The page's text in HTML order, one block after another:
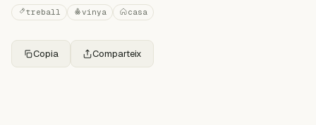
treball vinya casa
Copia Comparteix